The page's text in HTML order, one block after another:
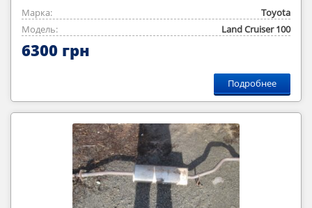
Марка:
Toyota
Модель:
Land Cruiser 100
6300 грн
Подробнее